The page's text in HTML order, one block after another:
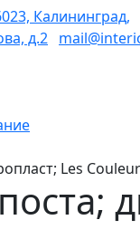
Калининград,
д.2
Les